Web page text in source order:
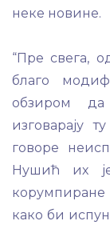
неке новине.
“Пре свега,
благо
обзиром да
изговарају
говоре
Нушић их
како би